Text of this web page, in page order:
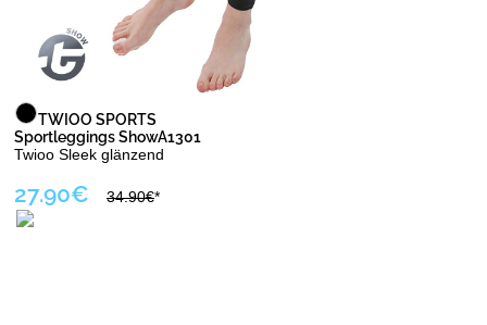
TWIOO SPORTS
Sportleggings ShowA1301
Twioo Sleek glänzend
27.90€ 34.90€*